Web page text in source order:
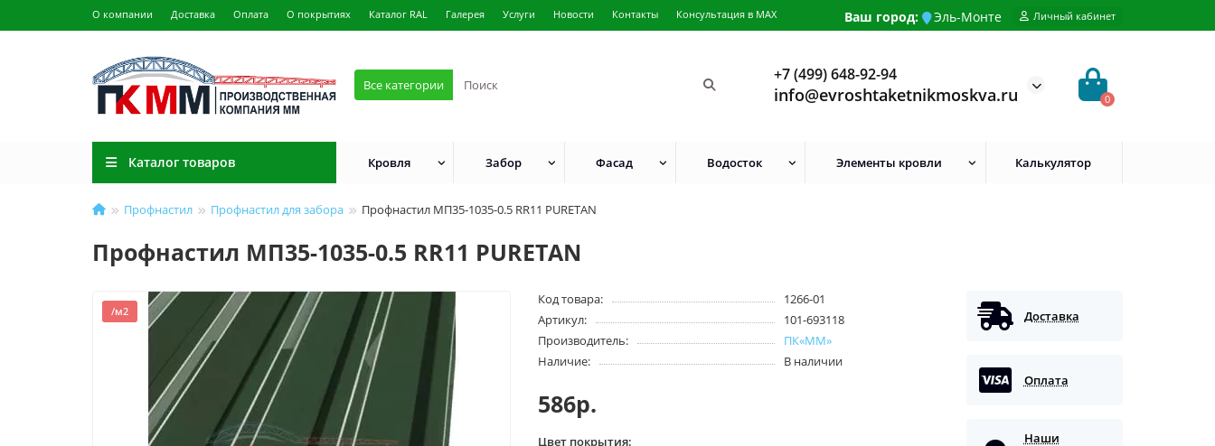
О компании Доставка Оплата О покрытиях Каталог RAL Галерея Услуги Новости Контакты Консультация в MAX Ваш город: Эль-Монте Личный кабинет
Все категории
+7 (499) 648-92-94
info@evroshtaketnikmoskva.ru 0
Каталог товаров Кровля Забор Фасад Водосток Элементы кровли Калькулятор
Профнастил Профнастил для забора Профнастил МП35-1035-0.5 RR11 PURETAN
Профнастил МП35-1035-0.5 RR11 PURETAN
/м2
Код товара:
1266-01
Артикул:
101-693118
Производитель:
ПК«ММ»
Наличие:
В наличии
586р.
Цвет покрытия:
Доставка
Оплата
Наши